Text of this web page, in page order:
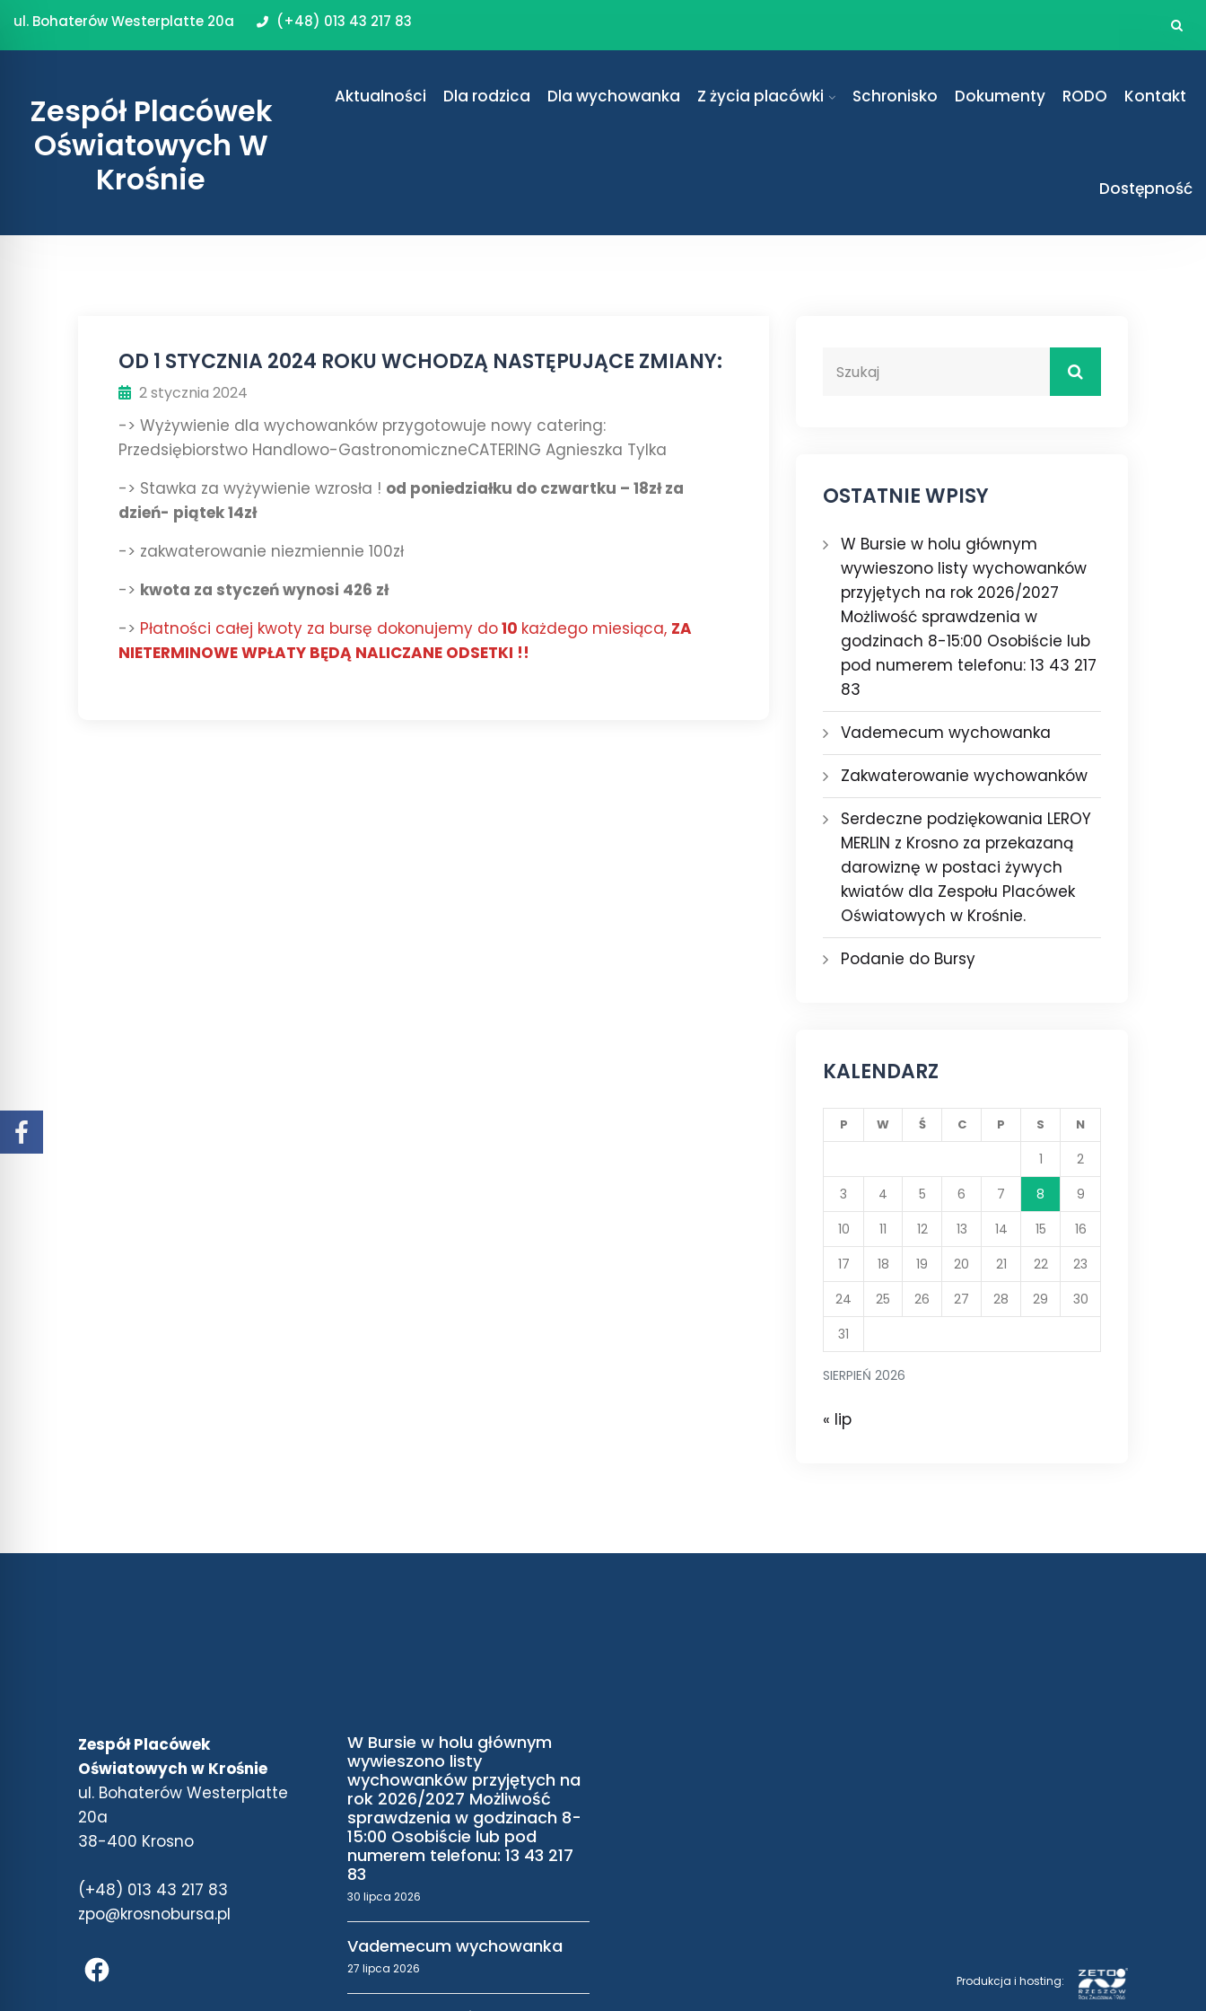
ul. Bohaterów Westerplatte 20a (+48) 013 43 217 83
Zespół Placówek
Oświatowych W
Krośnie
Aktualności Dla rodzica Dla wychowanka Z życia placówki Schronisko Dokumenty RODO Kontakt
Dostępność
OD 1 STYCZNIA 2024 ROKU WCHODZĄ NASTĘPUJĄCE ZMIANY:
2 stycznia 2024
-> Wyżywienie dla wychowanków przygotowuje nowy catering:
Przedsiębiorstwo Handlowo-GastronomiczneCATERING Agnieszka Tylka
-> Stawka za wyżywienie wzrosła ! od poniedziałku do czwartku – 18zł za
dzień- piątek 14zł
-> zakwaterowanie niezmiennie 100zł
-> kwota za styczeń wynosi 426 zł
-> Płatności całej kwoty za bursę dokonujemy do10 każdego miesiąca, ZA
NIETERMINOWE WPŁATY BĘDĄ NALICZANE ODSETKI !!
OSTATNIE WPISY
W Bursie w holu głównym
wywieszono listy wychowanków
przyjętych na rok 2026/2027
Możliwość sprawdzenia w
godzinach 8-15:00 Osobiście lub
pod numerem telefonu: 13 43 217
83
Vademecum wychowanka
Zakwaterowanie wychowanków
Serdeczne podziękowania LEROY
MERLIN z Krosno za przekazaną
darowiznę w postaci żywych
kwiatów dla Zespołu Placówek
Oświatowych w Krośnie.
Podanie do Bursy
KALENDARZ
SIERPIEŃ 2026
P W Ś C P S N
1
2
3
4 5 6 7 8
9
10
11 12 13 14 15
16
17
18 19 20 21 22
23
24
25 26 27 28 29
30
31
« lip
Zespół Placówek
Oświatowych w Krośnie
ul. Bohaterów Westerplatte
20a
38-400 Krosno
(+48) 013 43 217 83
zpo@krosnobursa.pl
W Bursie w holu głównym
wywieszono listy
wychowanków przyjętych na
rok 2026/2027 Możliwość
sprawdzenia w godzinach 8-
15:00 Osobiście lub pod
numerem telefonu: 13 43 217
83
30 lipca 2026
Vademecum wychowanka
27 lipca 2026
Produkcja i hosting: